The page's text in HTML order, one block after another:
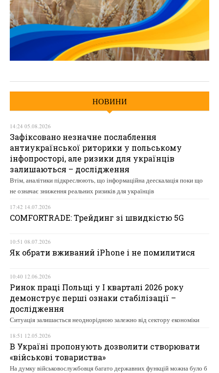
НОВИНИ
14:24 05.08.2026
Зафіксовано незначне послаблення
антиукраїнської риторики у польському
інфопросторі, але ризики для українців
залишаються – дослідження
Втім, аналітики підкреслюють, що інформаційна деескалація поки що
не означає зниження реальних ризиків для українців
17:42 14.07.2026
COMFORTRADE: Трейдинг зі швидкістю 5G
10:51 08.07.2026
Як обрати вживаний iPhone і не помилитися
10:40 12.06.2026
Ринок праці Польщі у І кварталі 2026 року
демонструє перші ознаки стабілізації –
дослідження
Ситуація залишається неоднорідною залежно від сектору економіки
18:51 12.05.2026
В Україні пропонують дозволити створювати
«військові товариства»
На думку військовослужбовця багато державних функцій можна було б